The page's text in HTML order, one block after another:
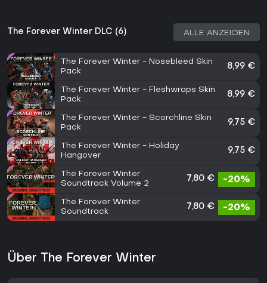
The Forever Winter DLC (6) ALLE ANZEIGEN
The Forever Winter - Nosebleed Skin
Pack
8,99 €
The Forever Winter - Fleshwraps Skin
Pack
8,99 €
The Forever Winter - Scorchline Skin
Pack
9,75 €
The Forever Winter - Holiday
Hangover
9,75 €
The Forever Winter
Soundtrack Volume 2
7,80 € -20%
The Forever Winter
Soundtrack
7,80 € -20%
Über The Forever Winter